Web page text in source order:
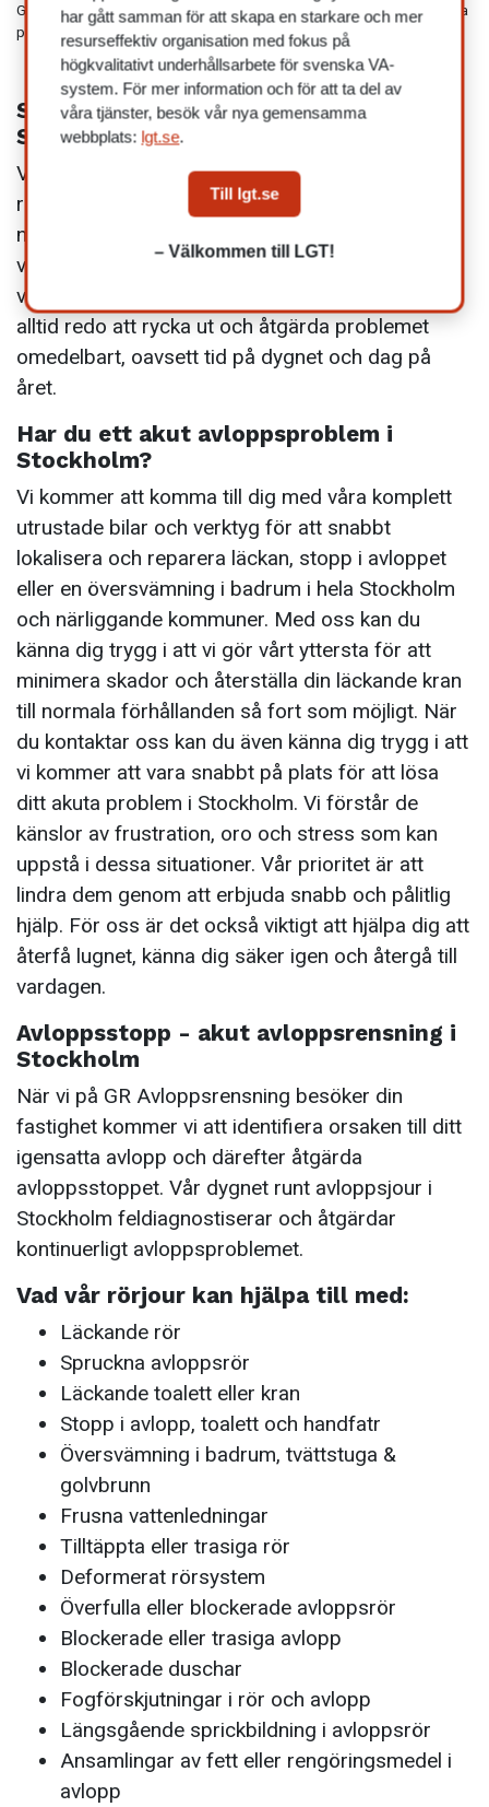
Genom att klicka på "Skicka" ovan så godkänner du att vi hanterar dina
personuppgifter i enlighet med
vår integritetspolicy.
Snabb & effektiv rörjour & avloppsjour i
Stockholm dygnet runt
Vi på GR avloppsrensning är auktoriserade
rörinspektörer som förstår att tid är avgörande
när det gäller att hantera läckande rör. Vi vet att
varje sekund räknas för att undvika eventuella
vattenskador och andra bekymmer. Därför är vi
alltid redo att rycka ut och åtgärda problemet
omedelbart, oavsett tid på dygnet och dag på
året.
Har du ett akut avloppsproblem i
Stockholm?
Vi kommer att komma till dig med våra komplett
utrustade bilar och verktyg för att snabbt
lokalisera och reparera läckan, stopp i avloppet
eller en översvämning i badrum i hela Stockholm
och närliggande kommuner. Med oss kan du
känna dig trygg i att vi gör vårt yttersta för att
minimera skador och återställa din läckande kran
till normala förhållanden så fort som möjligt. När
du kontaktar oss kan du även känna dig trygg i att
vi kommer att vara snabbt på plats för att lösa
ditt akuta problem i Stockholm. Vi förstår de
känslor av frustration, oro och stress som kan
uppstå i dessa situationer. Vår prioritet är att
lindra dem genom att erbjuda snabb och pålitlig
hjälp. För oss är det också viktigt att hjälpa dig att
återfå lugnet, känna dig säker igen och återgå till
vardagen.
Avloppsstopp - akut avloppsrensning i
Stockholm
När vi på GR Avloppsrensning besöker din
fastighet kommer vi att identifiera orsaken till ditt
igensatta avlopp och därefter åtgärda
avloppsstoppet. Vår dygnet runt avloppsjour i
Stockholm feldiagnostiserar och åtgärdar
kontinuerligt avloppsproblemet.
Vad vår rörjour kan hjälpa till med:
Läckande rör
Spruckna avloppsrör
Läckande toalett eller kran
Stopp i avlopp, toalett och handfatr
Översvämning i badrum, tvättstuga &
golvbrunn
Frusna vattenledningar
Tilltäppta eller trasiga rör
Deformerat rörsystem
Överfulla eller blockerade avloppsrör
Blockerade eller trasiga avlopp
Blockerade duschar
Fogförskjutningar i rör och avlopp
Längsgående sprickbildning i avloppsrör
Ansamlingar av fett eller rengöringsmedel i
avlopp
har gått samman för att skapa en starkare och mer
resurseffektiv organisation med fokus på
högkvalitativt underhållsarbete för svenska VA-
system. För mer information och för att ta del av
våra tjänster, besök vår nya gemensamma
webbplats: lgt.se.
Till lgt.se
– Välkommen till LGT!